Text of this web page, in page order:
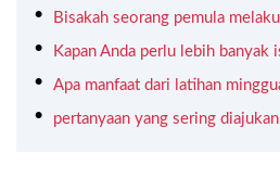
Bisakah seorang pemula
Kapan Anda perlu lebih banyak
Apa manfaat dari latihan
pertanyaan yang sering